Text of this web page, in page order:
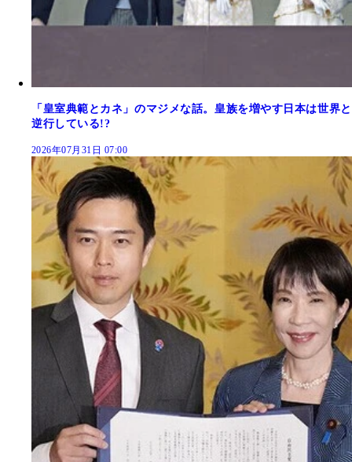
「皇室典範とカネ」のマジメな話。皇族を増やす日本は世界と
逆行している!?
2026年07月31日 07:00